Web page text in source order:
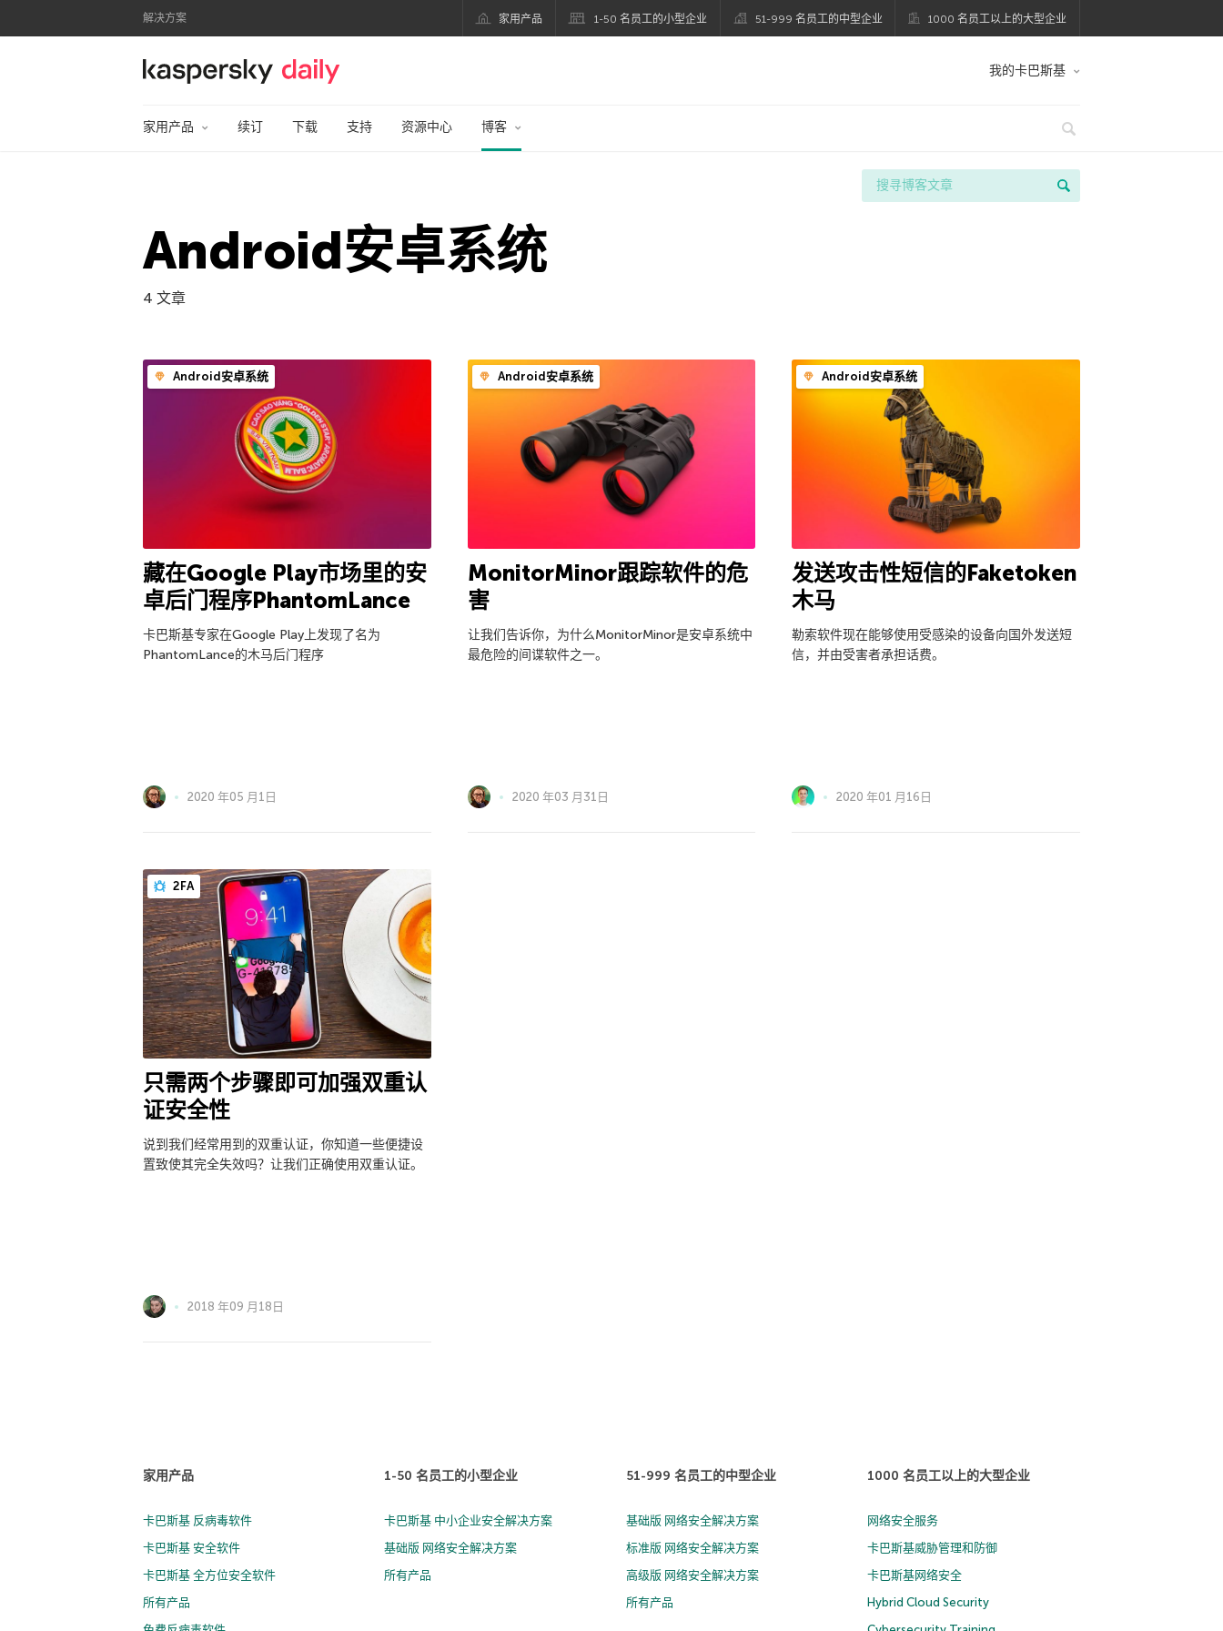
解决方案 家用产品 1-50 名员工的小型企业 51-999 名员工的中型企业 1000 名员工以上的大型企业
卡巴斯基官方博客 我的卡巴斯基
家用产品 续订 下载 支持 资源中心 博客
Android安卓系统
4 文章
Android安卓系统
藏在Google Play市场里的安
卓后门程序PhantomLance
卡巴斯基专家在Google Play上发现了名为
PhantomLance的木马后门程序
2020 年05 月1日
Android安卓系统
MonitorMinor跟踪软件的危
害
让我们告诉你，为什么MonitorMinor是安卓系统中
最危险的间谍软件之一。
2020 年03 月31日
Android安卓系统
发送攻击性短信的Faketoken
木马
勒索软件现在能够使用受感染的设备向国外发送短
信，并由受害者承担话费。
2020 年01 月16日
2FA
只需两个步骤即可加强双重认
证安全性
说到我们经常用到的双重认证，你知道一些便捷设
置致使其完全失效吗？让我们正确使用双重认证。
2018 年09 月18日
家用产品
卡巴斯基 反病毒软件
卡巴斯基 安全软件
卡巴斯基 全方位安全软件
所有产品
1-50 名员工的小型企业
卡巴斯基 中小企业安全解决方案
基础版 网络安全解决方案
所有产品
51-999 名员工的中型企业
基础版 网络安全解决方案
标准版 网络安全解决方案
高级版 网络安全解决方案
所有产品
1000 名员工以上的大型企业
网络安全服务
卡巴斯基威胁管理和防御
卡巴斯基网络安全
Hybrid Cloud Security